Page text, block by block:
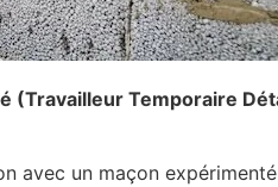
(Travailleur Temporaire
avec un maçon